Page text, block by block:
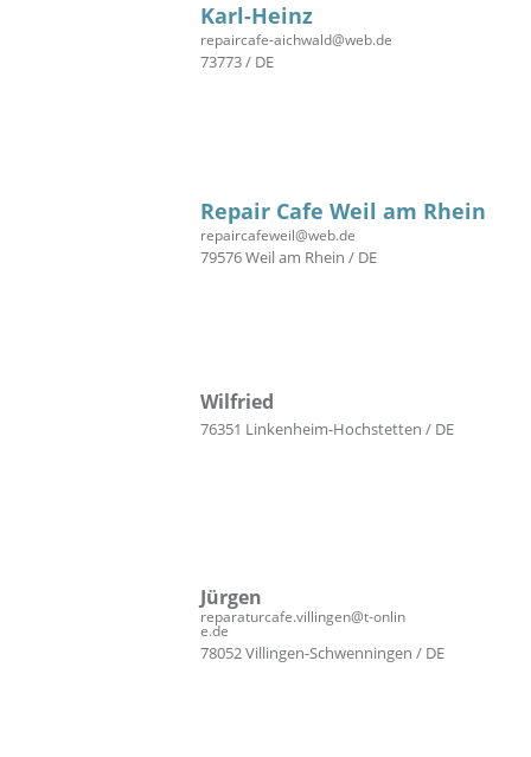
Karl-Heinz
repaircafe-aichwald@web.de
73773 / DE
Repair Cafe Weil am Rhein
repaircafeweil@web.de
79576 Weil am Rhein / DE
Wilfried
76351 Linkenheim-Hochstetten / DE
Jürgen
reparaturcafe.villingen@t-onlin
e.de
78052 Villingen-Schwenningen / DE